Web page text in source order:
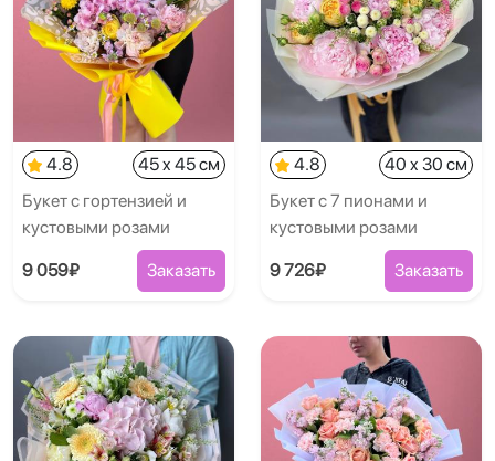
4.8
45 x 45 см
Букет с гортензией и
кустовыми розами
9 059₽ Заказать
4.8
40 x 30 см
Букет с 7 пионами и
кустовыми розами
9 726₽ Заказать